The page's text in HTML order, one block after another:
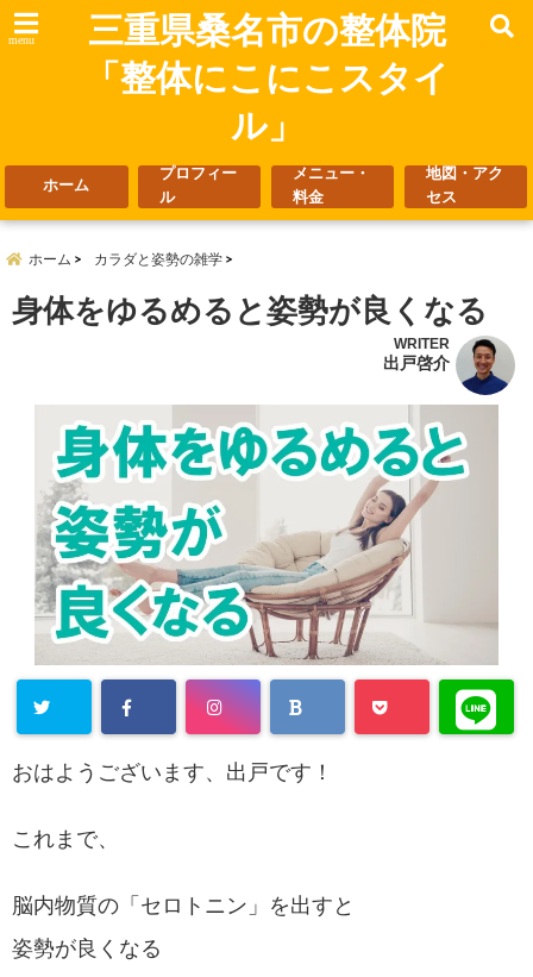
menu
三重県桑名市の整体院
「整体にこにこスタイ
ル」
ホーム
プロフィー
ル
メニュー・
料金
地図・アク
セス
ホーム カラダと姿勢の雑学
身体をゆるめると姿勢が良くなる
WRITER
出戸啓介
おはようございます、出戸です！
これまで、
脳内物質の「セロトニン」を出すと
姿勢が良くなる